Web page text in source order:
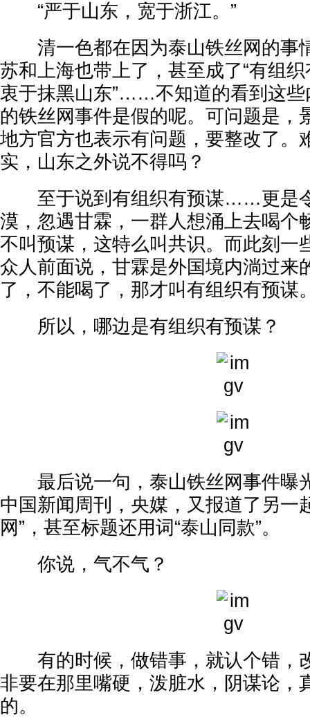
“严于山东，宽于浙江。”
清一色都在因为泰山铁丝网的事
苏和上海也带上了，甚至成了“有组织
衷于抹黑山东”……不知道的看到这些
的铁丝网事件是假的呢。可问题是，
地方官方也表示有问题，要整改了。
实，山东之外说不得吗？
至于说到有组织有预谋……更是
漠，忽遇甘霖，一群人想涌上去喝个
不叫预谋，这特么叫共识。而此刻一
众人前面说，甘霖是外国境内淌过来
了，不能喝了，那才叫有组织有预谋
所以，哪边是有组织有预谋？
最后说一句，泰山铁丝网事件曝
中国新闻周刊，央媒，又报道了另一
网”，甚至标题还用词“泰山同款”。
你说，气不气？
有的时候，做错事，就认个错，
非要在那里嘴硬，泼脏水，阴谋论，
的。